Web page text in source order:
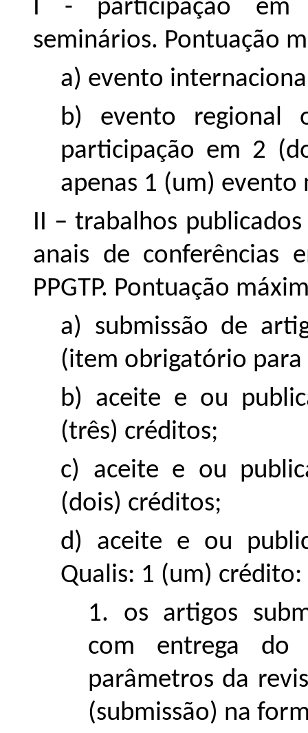
I - participação em
seminários. Pontuação
a) evento
b) evento regional
participação em 2
apenas 1 (um) evento
II – trabalhos
anais de conferências
PPGTP. Pontuação
a) submissão de
(item obrigatório para
b) aceite e ou
(três) créditos;
c) aceite e ou
(dois) créditos;
d) aceite e ou
Qualis: 1 (um) crédito:
1. os artigos
com entrega do
parâmetros da
(submissão) na